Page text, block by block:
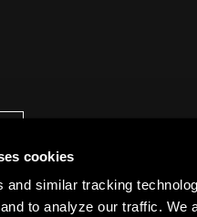
cookies
and similar tracking
to analyze our traffic.